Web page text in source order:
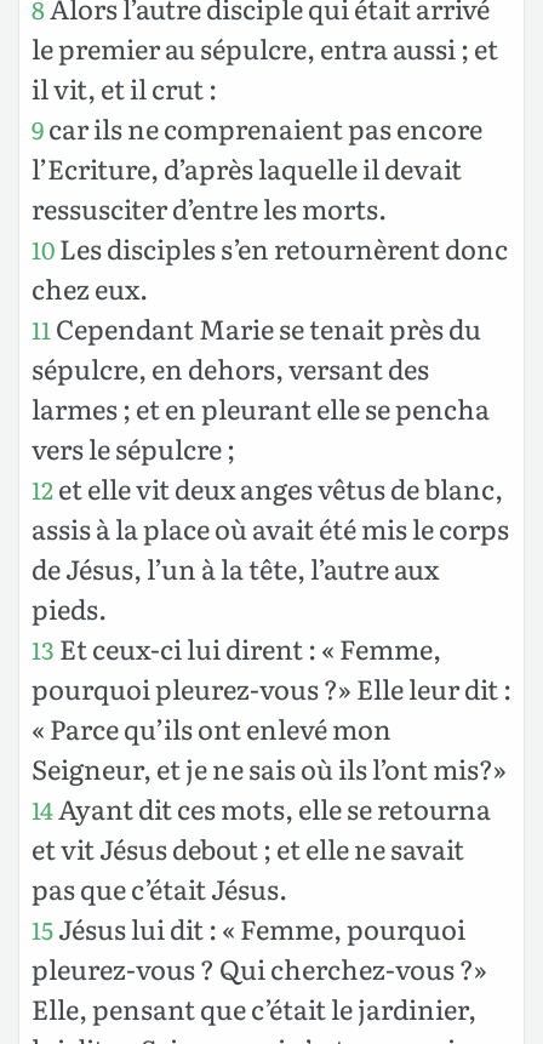
8
le premier au sépulcre, entra aussi ; et
il vit, et il crut :
9car ils ne comprenaient pas encore
l’Ecriture, d’après laquelle il devait
ressusciter d’entre les morts.
10Les disciples s’en retournèrent donc
chez eux.
11 Cependant Marie se tenait près du
sépulcre, en dehors, versant des
larmes ; et en pleurant elle se pencha
vers le sépulcre ;
12et elle vit deux anges vêtus de blanc,
assis à la place où avait été mis le corps
de Jésus, l’un à la tête, l’autre aux
pieds.
13 Et ceux-ci lui dirent : « Femme,
pourquoi pleurez-vous ?» Elle leur dit :
« Parce qu’ils ont enlevé mon
Seigneur, et je ne sais où ils l’ont mis?»
14Ayant dit ces mots, elle se retourna
et vit Jésus debout ; et elle ne savait
pas que c’était Jésus.
15Jésus lui dit : « Femme, pourquoi
pleurez-vous ? Qui cherchez-vous ?»
Elle, pensant que c’était le jardinier,